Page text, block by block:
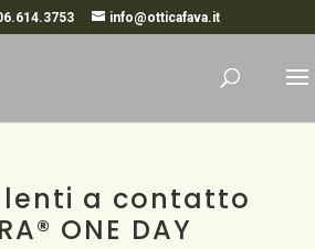
info@otticafava.it
lenti a contatto
ONE DAY